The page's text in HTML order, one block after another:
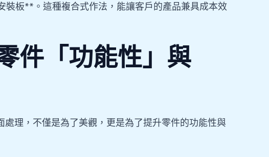
裝板**。這種複合式作法，能讓客戶的產品兼具成本效
件「功能性」與
理，不僅是為了美觀，更是為了提升零件的功能性與